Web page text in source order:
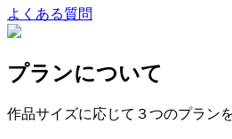
よくある質問
プランについて
作品サイズに応じて３つのプラン